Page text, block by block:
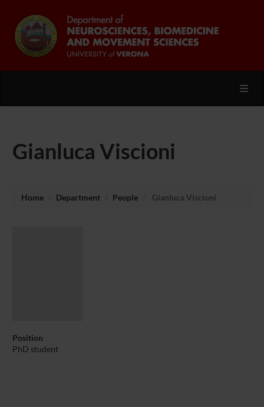
Gianluca Viscioni
Home Department People Gianluca Viscioni
Position
PhD student